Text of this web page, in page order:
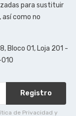
para sustituir
como no
Bloco 01, Loja 201 -
Registro
de Privacidad y